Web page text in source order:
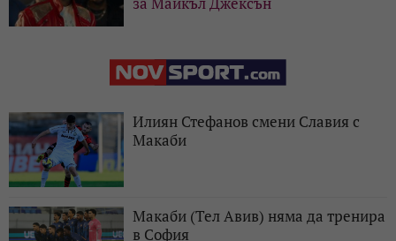
Илиян Стефанов смени Славия с
Макаби
Макаби (Тел Авив) няма да тренира
в София